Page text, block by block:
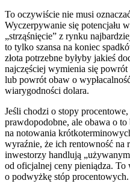
To oczywiście nie musi
Wyczerpywanie się potencjału
„strząśnięcie” z rynku
to tylko szansa na koniec
złota potrzebne byłyby jakieś
najczęściej wymienia się
lub powrót obaw o
wiarygodności dolara.
Jeśli chodzi o stopy
prawdopodobne, ale obawa o
na notowania
wyraźnie, że ich rentowność
inwestorzy handlują
od oficjalnej ceny pieniądza.
o podwyżkę stóp procentowych.